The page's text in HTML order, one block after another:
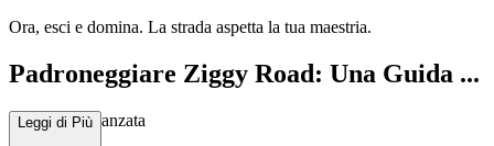
Ora, esci e domina. La strada aspetta la tua maestria.
Padroneggiare Ziggy Road: Una Guida ...
Strategica Avanzata
Leggi di Più